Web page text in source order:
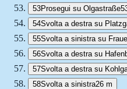
53Prosegui su Olgastraße
54Svolta a destra su
55Svolta a sinistra su
56Svolta a destra su
57Svolta a destra su
58Svolta a sinistra26 m